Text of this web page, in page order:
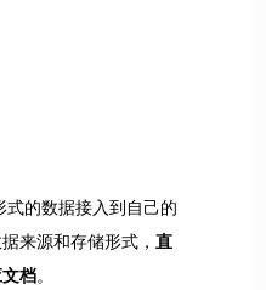
的数据接入到自己的
来源和存储形式， 直
档。